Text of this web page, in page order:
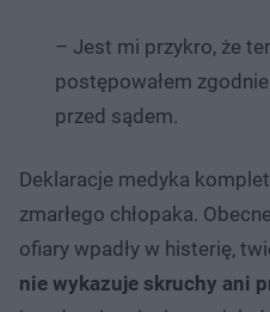
– Jest mi przykro, że
postępowałem
przed sądem.
Deklaracje medyka
zmarłego chłopaka.
ofiary wpadły w histerię,
nie wykazuje skruchy ani